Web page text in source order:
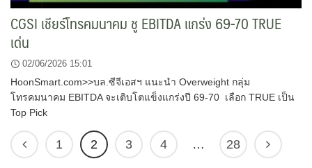
CGSI เชียร์โทรคมนาคม ชู EBITDA แกร่ง 69-70 TRUE
เด่น
02/06/2026 15:01
HoonSmart.com>>บล.ซีจีเอสฯ แนะนำ Overweight กลุ่ม
โทรคมนาคม EBITDA จะเติบโตแข็งแกร่งปี 69-70 เลือก TRUE เป็น
Top Pick
1 2 3 4 … 28